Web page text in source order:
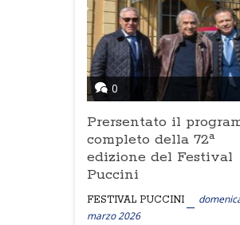
0
Prersentato il
completo della 72ª
edizione del Festival
Puccini
FESTIVAL PUCCINI
marzo 2026